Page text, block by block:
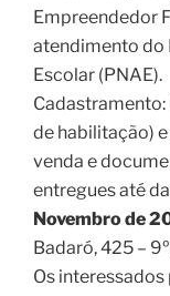
Empreendedor
atendimento do
Escolar (PNAE).
Cadastramento:
de habilitação)
venda e
entregues até
Novembro de
Badaró, 425 –
Os